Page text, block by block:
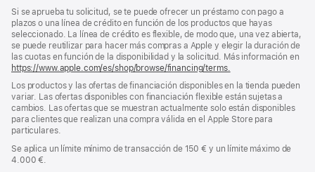
Si se aprueba tu solicitud, se te puede ofrecer un préstamo con pago a
plazos o una línea de crédito en función de los productos que hayas
seleccionado. La línea de crédito es flexible, de modo que, una vez abierta,
se puede reutilizar para hacer más compras a Apple y elegir la duración de
las cuotas en función de la disponibilidad y la solicitud. Más información en
https://www.apple.com/es/shop/browse/financing/terms.
Los productos y las ofertas de financiación disponibles en la tienda pueden
variar. Las ofertas disponibles con financiación flexible están sujetas a
cambios. Las ofertas que se muestran actualmente solo están disponibles
para clientes que realizan una compra válida en el Apple Store para
particulares.
Se aplica un límite mínimo de transacción de 150 € y un límite máximo de
4.000 €.